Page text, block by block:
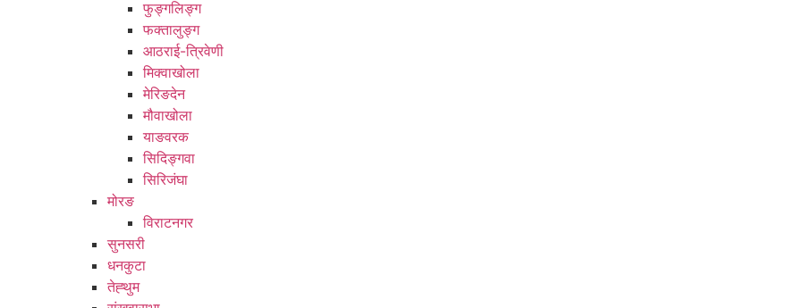
फुङ्गलिङ्ग
फक्तालुङ्ग
आठराई-त्रिवेणी
मिक्वाखोला
मेरिङदेन
मौवाखोला
याङवरक
सिदिङ्गवा
सिरिजंघा
मोरङ
विराटनगर
सुनसरी
धनकुटा
तेह्थुम